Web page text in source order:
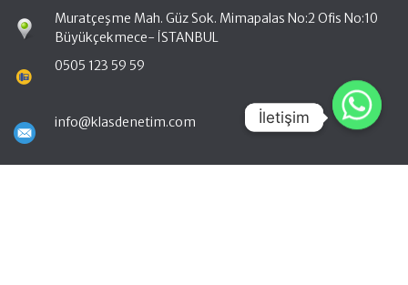
Muratçeşme Mah. Güz Sok. Mimapalas No:2 Ofis No:10
Büyükçekmece- İSTANBUL
0505 123 59 59
info@klasdenetim.com İletişim
İletişim